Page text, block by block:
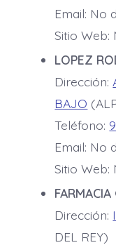
Email: No
Sitio Web:
LOPEZ
Dirección:
BAJO
Teléfono:
Email: No
Sitio Web:
Dirección:
DEL REY)